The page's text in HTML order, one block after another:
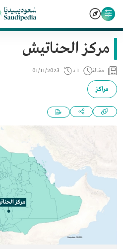
مركز الحناتيش
مقالة 1 د 01/11/2023
مراكز